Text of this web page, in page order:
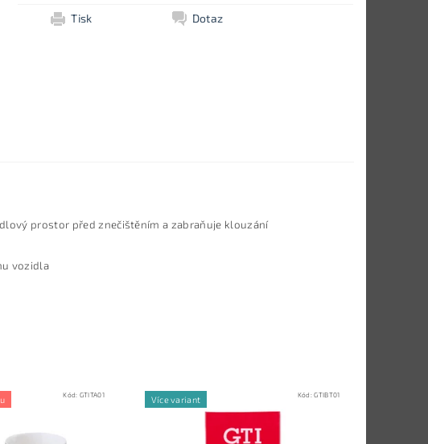
Tisk
Dotaz
prostor před znečištěním a zabraňuje klouzání
vozidla
Kód: GTITA01 Více variant Kód:GTIBT01